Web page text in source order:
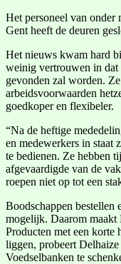
Het personeel van onder
Gent heeft de deuren
Het nieuws kwam hard
weinig vertrouwen in dat
gevonden zal worden.
arbeidsvoorwaarden
goedkoper en flexibeler.
“Na de heftige
en medewerkers in staat
te bedienen. Ze hebben
afgevaardigde van de
roepen niet op tot een
Boodschappen bestellen
mogelijk. Daarom
Producten met een korte
liggen, probeert
Voedselbanken te